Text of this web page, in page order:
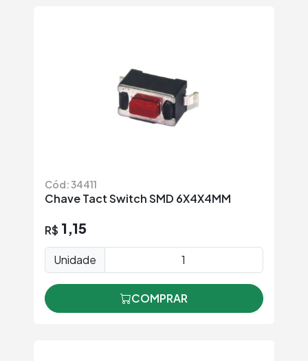
Cód: 34411
Chave Tact Switch SMD 6X4X4MM
R$ 1,15
Unidade
COMPRAR